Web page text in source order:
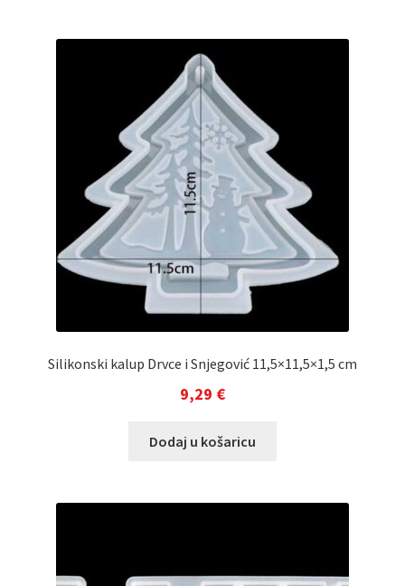
Silikonski kalup Drvce i Snjegović 11,5×11,5×1,5 cm
9,29 €
Dodaj u košaricu